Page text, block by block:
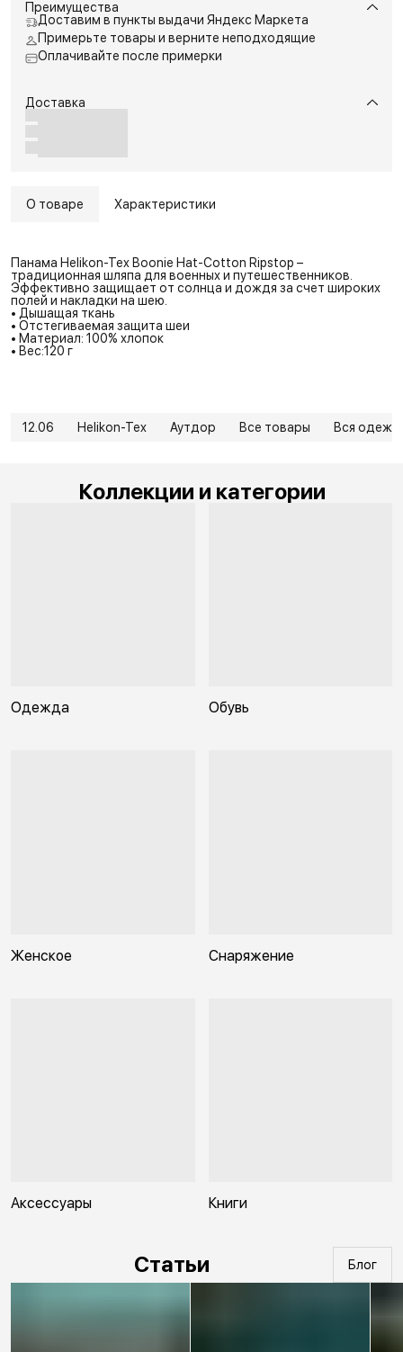
Преимущества
Доставим в пункты выдачи Яндекс Маркета
Примерьте товары и верните неподходящие
Оплачивайте после примерки
Доставка
О товаре Характеристики
Панама Helikon-Tex Boonie Hat-Cotton Ripstop –
традиционная шляпа для военных и путешественников.
Эффективно защищает от солнца и дождя за счет широких
полей и накладки на шею.
• Дышащая ткань
• Отстегиваемая защита шеи
• Материал: 100% хлопок
• Вес:120 г
12.06 Helikon-Tex Аутдор Все товары Вся
Коллекции и категории
Одежда Обувь
Женское Снаряжение
Аксессуары Книги
Статьи Блог